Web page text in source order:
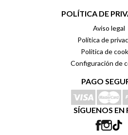
POLÍTICA DE
Aviso legal
Política de
Política de
Configuración de
PAGO
SÍGUENOS EN